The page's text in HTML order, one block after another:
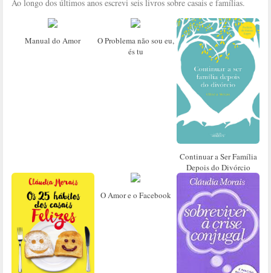
Ao longo dos últimos anos escrevi seis livros sobre casais e famílias.
Manual do Amor
O Problema não sou eu,
és tu
Continuar a Ser Família
Depois do Divórcio
O Amor e o Facebook